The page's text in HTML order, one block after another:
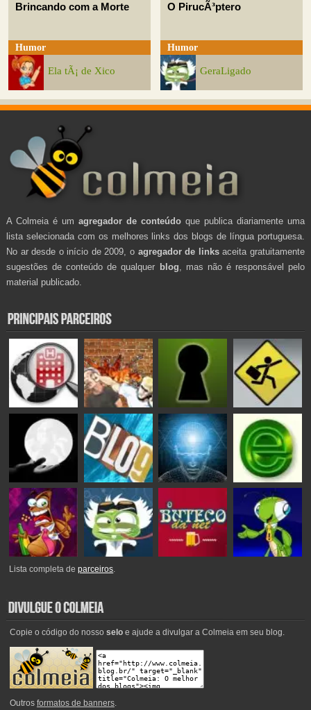
Brincando com a Morte
Humor
Ela tÃ¡ de Xico
O PirucÃ³ptero
Humor
GeraLigado
A Colmeia é um agregador de conteúdo que publica diariamente uma
lista selecionada com os melhores links dos blogs de língua portuguesa.
No ar desde o início de 2009, o agregador de linksaceita gratuitamente
sugestões de conteúdo de qualquer blog , mas não é responsável pelo
material publicado.
Lista completa deparceiros.
Copie o código do nosso seloe ajude a divulgar a Colmeia em seu blog.
Outros formatos de banners.